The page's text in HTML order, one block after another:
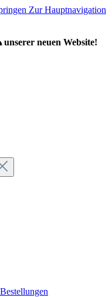
Zur Hauptnavigation
neuen Website!
Bestellungen